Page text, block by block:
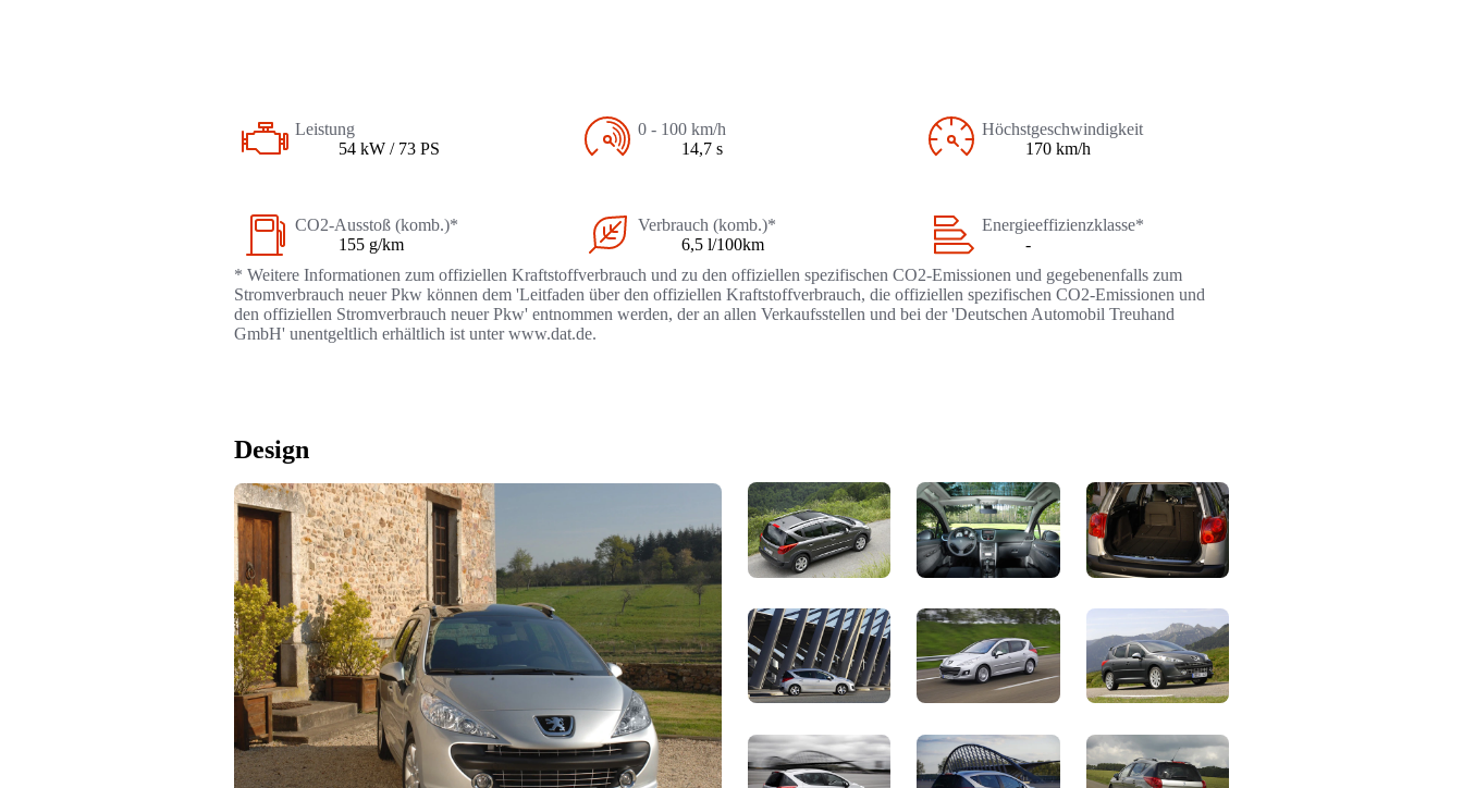
Leistung
54 kW / 73 PS
0 - 100 km/h
14,7 s
Höchstgeschwindigkeit
170 km/h
CO2-Ausstoß (komb.)*
155 g/km
Verbrauch (komb.)*
6,5 l/100km
Energieeffizienzklasse*
-
* Weitere Informationen zum offiziellen Kraftstoffverbrauch und zu den offiziellen spezifischen CO2-Emissionen und gegebenenfalls zum
Stromverbrauch neuer Pkw können dem 'Leitfaden über den offiziellen Kraftstoffverbrauch, die offiziellen spezifischen CO2-Emissionen und
den offiziellen Stromverbrauch neuer Pkw' entnommen werden, der an allen Verkaufsstellen und bei der 'Deutschen Automobil Treuhand
GmbH' unentgeltlich erhältlich ist unter www.dat.de.
Design